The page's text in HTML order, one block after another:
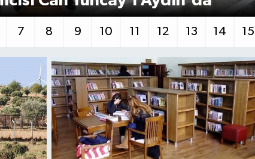
7 8 9 10 11 12 13 14 15